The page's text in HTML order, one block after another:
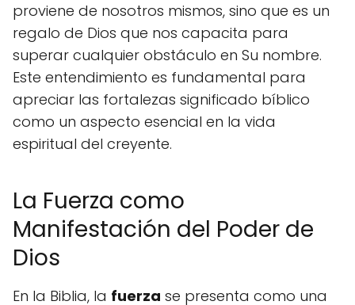
proviene de nosotros mismos, sino que es un
regalo de Dios que nos capacita para
superar cualquier obstáculo en Su nombre.
Este entendimiento es fundamental para
apreciar las fortalezas significado bíblico
como un aspecto esencial en la vida
espiritual del creyente.
La Fuerza como
Manifestación del Poder de
Dios
En la Biblia, la fuerza se presenta como una